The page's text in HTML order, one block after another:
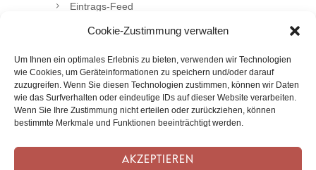
Cookie-Zustimmung verwalten
Um Ihnen ein optimales Erlebnis zu bieten, verwenden wir Technologien
wie Cookies, um Geräteinformationen zu speichern und/oder darauf
zuzugreifen. Wenn Sie diesen Technologien zustimmen, können wir Daten
wie das Surfverhalten oder eindeutige IDs auf dieser Website verarbeiten.
Wenn Sie Ihre Zustimmung nicht erteilen oder zurückziehen, können
bestimmte Merkmale und Funktionen beeinträchtigt werden.
Eintrags-Feed
Kommentar-Feed
WordPress.org